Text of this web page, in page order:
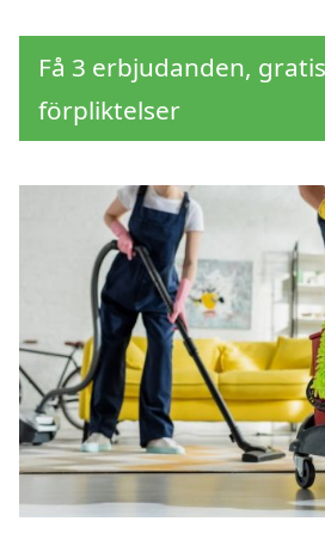
Få 3 erbjudanden,
förpliktelser